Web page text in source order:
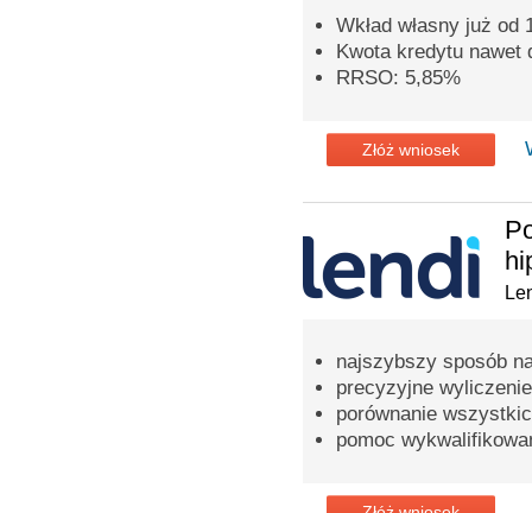
Wkład własny już od
Kwota kredytu nawet
RRSO: 5,85%
Złóż wniosek
najszybszy sposób
precyzyjne
porównanie
pomoc